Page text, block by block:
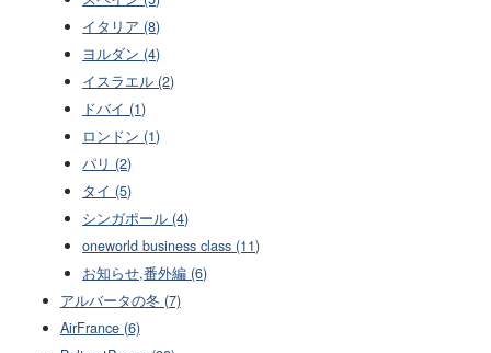
イタリア (8)
ヨルダン (4)
イスラエル (2)
ドバイ (1)
ロンドン (1)
パリ (2)
タイ (5)
シンガポール (4)
oneworld business class (11)
お知らせ,番外編 (6)
アルバータの冬 (7)
AirFrance (6)